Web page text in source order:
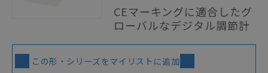
CEマーキングに適合したグ
ローバルなデジタル調節計
この形・シリーズをマイリストに追加